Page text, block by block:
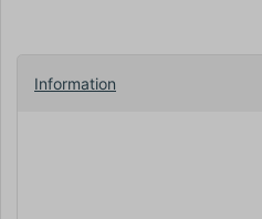
Information